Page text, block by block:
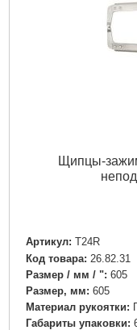
Щипцы-
Артикул: T24R
Код товара: 26.82.31
Размер / мм / ": 605
Размер, мм: 605
Материал рукоятки:
Габариты упаковки: